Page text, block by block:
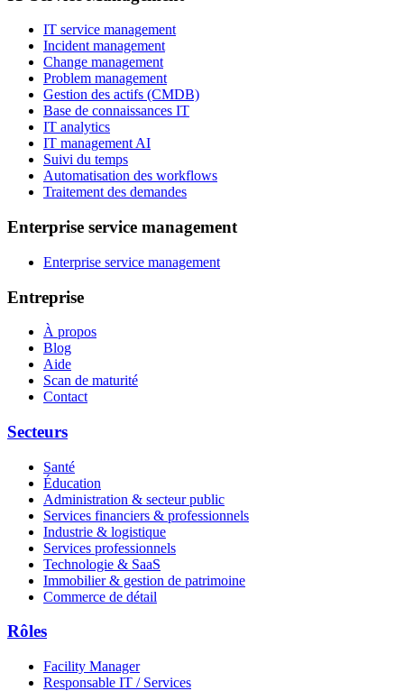
IT service management
Incident management
Change management
Problem management
Gestion des actifs (CMDB)
Base de connaissances IT
IT analytics
IT management AI
Suivi du temps
Automatisation des workflows
Traitement des demandes
Enterprise service management
Enterprise service management
Entreprise
À propos
Blog
Aide
Scan de maturité
Contact
Secteurs
Santé
Éducation
Administration & secteur public
Services financiers & professionnels
Industrie & logistique
Services professionnels
Technologie & SaaS
Immobilier & gestion de patrimoine
Commerce de détail
Rôles
Facility Manager
Responsable IT / Services